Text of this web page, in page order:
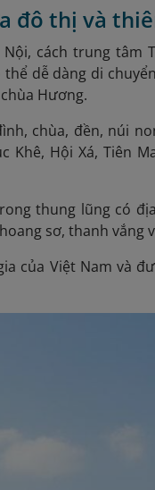
đô thị và
cách trung tâm
dễ dàng di
Hương.
chùa, đền, núi
Hội Xá, Tiên
thung lũng có
sơ, thanh vắng
của Việt Nam và